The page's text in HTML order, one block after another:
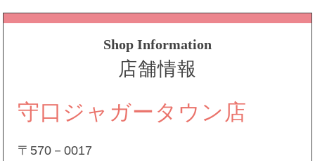
Shop Information
店舗情報
守口ジャガータウン店
〒570－0017